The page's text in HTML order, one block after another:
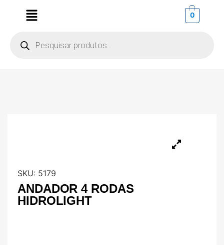
0
SKU: 5179
ANDADOR 4 RODAS
HIDROLIGHT